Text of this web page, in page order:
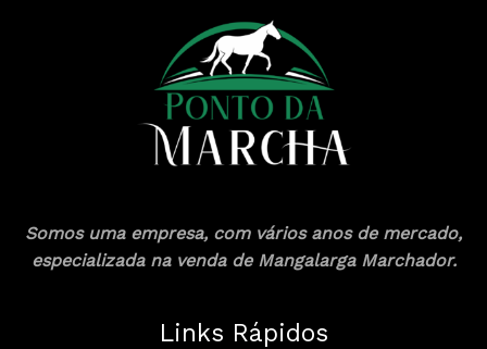
Somos uma empresa, com vários anos de mercado,
especializada na venda de Mangalarga Marchador.
Links Rápidos